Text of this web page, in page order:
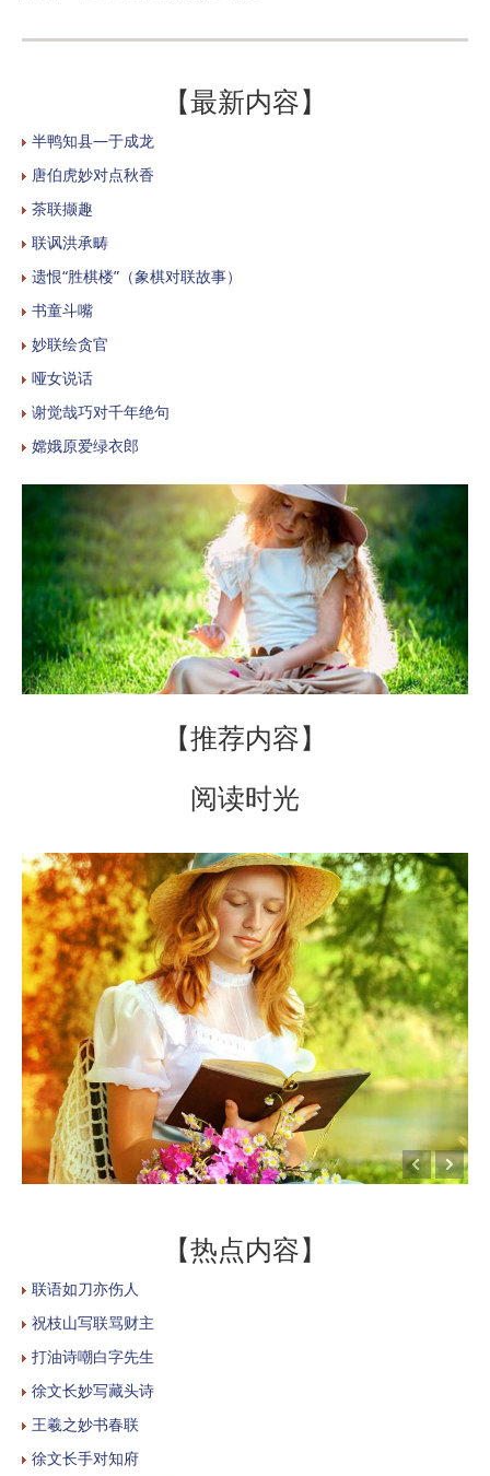
【最新内容】
半鸭知县—于成龙
唐伯虎妙对点秋香
茶联撷趣
联讽洪承畴
遗恨“胜棋楼”（象棋对联故事）
书童斗嘴
妙联绘贪官
哑女说话
谢觉哉巧对千年绝句
嫦娥原爱绿衣郎
【推荐内容】
阅读时光
【热点内容】
联语如刀亦伤人
祝枝山写联骂财主
打油诗嘲白字先生
徐文长妙写藏头诗
王羲之妙书春联
徐文长手对知府